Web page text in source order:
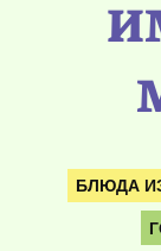
БЛЮДА